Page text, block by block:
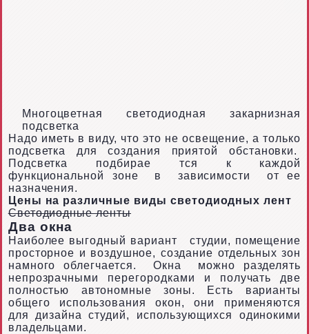
Многоцветная светодиодная закарнизная
подсветка
Надо иметь в виду, что это не освещение, а только
подсветка для создания приятой обстановки.
Подсветка подбирае
тся к каждой
функциональной зоне
в зависимости
от ее
назначения.
Цены на различные виды светодиодных лент
Светодиодные ленты
Два окна
Наиболее выгодный вариант
студии, помещение
просторное и воздушное, создание отдельных зон
намного облегчается.
Окна
можно разделять
непрозрачными перегородками и получать две
полностью автономные зоны. Есть варианты
общего использования окон, они применяются
для дизайна студий, использующихся одинокими
владельцами.